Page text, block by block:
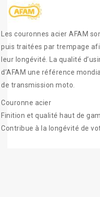
Les couronnes acier AFAM
puis traitées par trempage
leur longévité. La qualité
d’AFAM une référence
de transmission moto.
Couronne acier
Finition et qualité haut de
Contribue à la longévité de